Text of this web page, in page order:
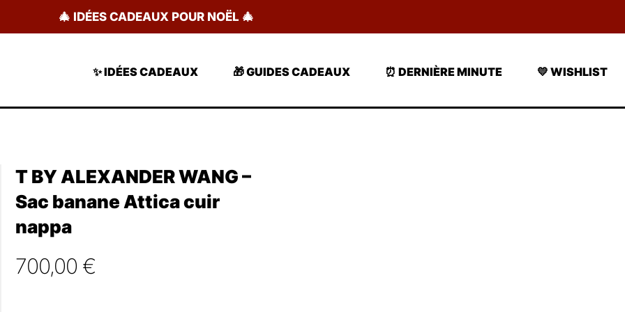
🎄 IDÉES CADEAUX POUR NOËL 🎄
✨ IDÉES CADEAUX 🎁 GUIDES CADEAUX ⏰ DERNIÈRE MINUTE 💛 WISHLIST
T BY ALEXANDER WANG –
Sac banane Attica cuir
nappa
700,00 €